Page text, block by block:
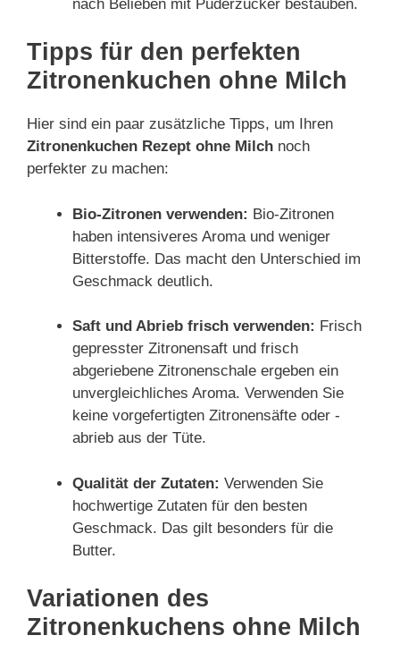
nach Belieben mit Puderzucker bestäuben.
Tipps für den perfekten
Zitronenkuchen ohne Milch
Hier sind ein paar zusätzliche Tipps, um Ihren
Zitronenkuchen Rezept ohne Milch noch
perfekter zu machen:
Bio-Zitronen verwenden: Bio-Zitronen
haben intensiveres Aroma und weniger
Bitterstoffe. Das macht den Unterschied im
Geschmack deutlich.
Saft und Abrieb frisch verwenden: Frisch
gepresster Zitronensaft und frisch
abgeriebene Zitronenschale ergeben ein
unvergleichliches Aroma. Verwenden Sie
keine vorgefertigten Zitronensäfte oder -
abrieb aus der Tüte.
Qualität der Zutaten: Verwenden Sie
hochwertige Zutaten für den besten
Geschmack. Das gilt besonders für die
Butter.
Variationen des
Zitronenkuchens ohne Milch